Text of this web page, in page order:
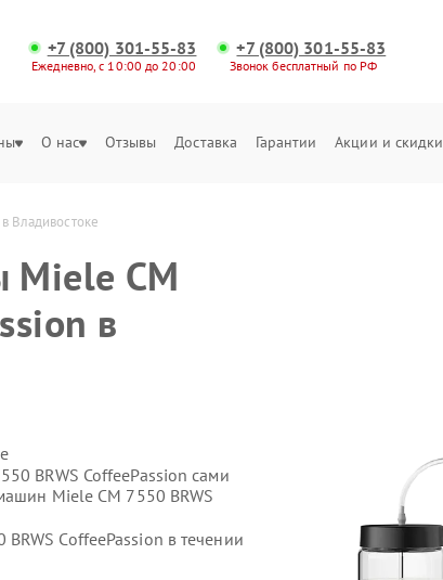
+7 (800) 301-55-83
Ежедневно, с 10:00 до 20:00
+7 (800) 301-55-83
Звонок бесплатный по РФ
О нас Отзывы Доставка Гарантии Акции и скидки
Владивостоке
CM
в
BRWS CoffeePassion сами
Miele CM 7550 BRWS
CoffeePassion в течении